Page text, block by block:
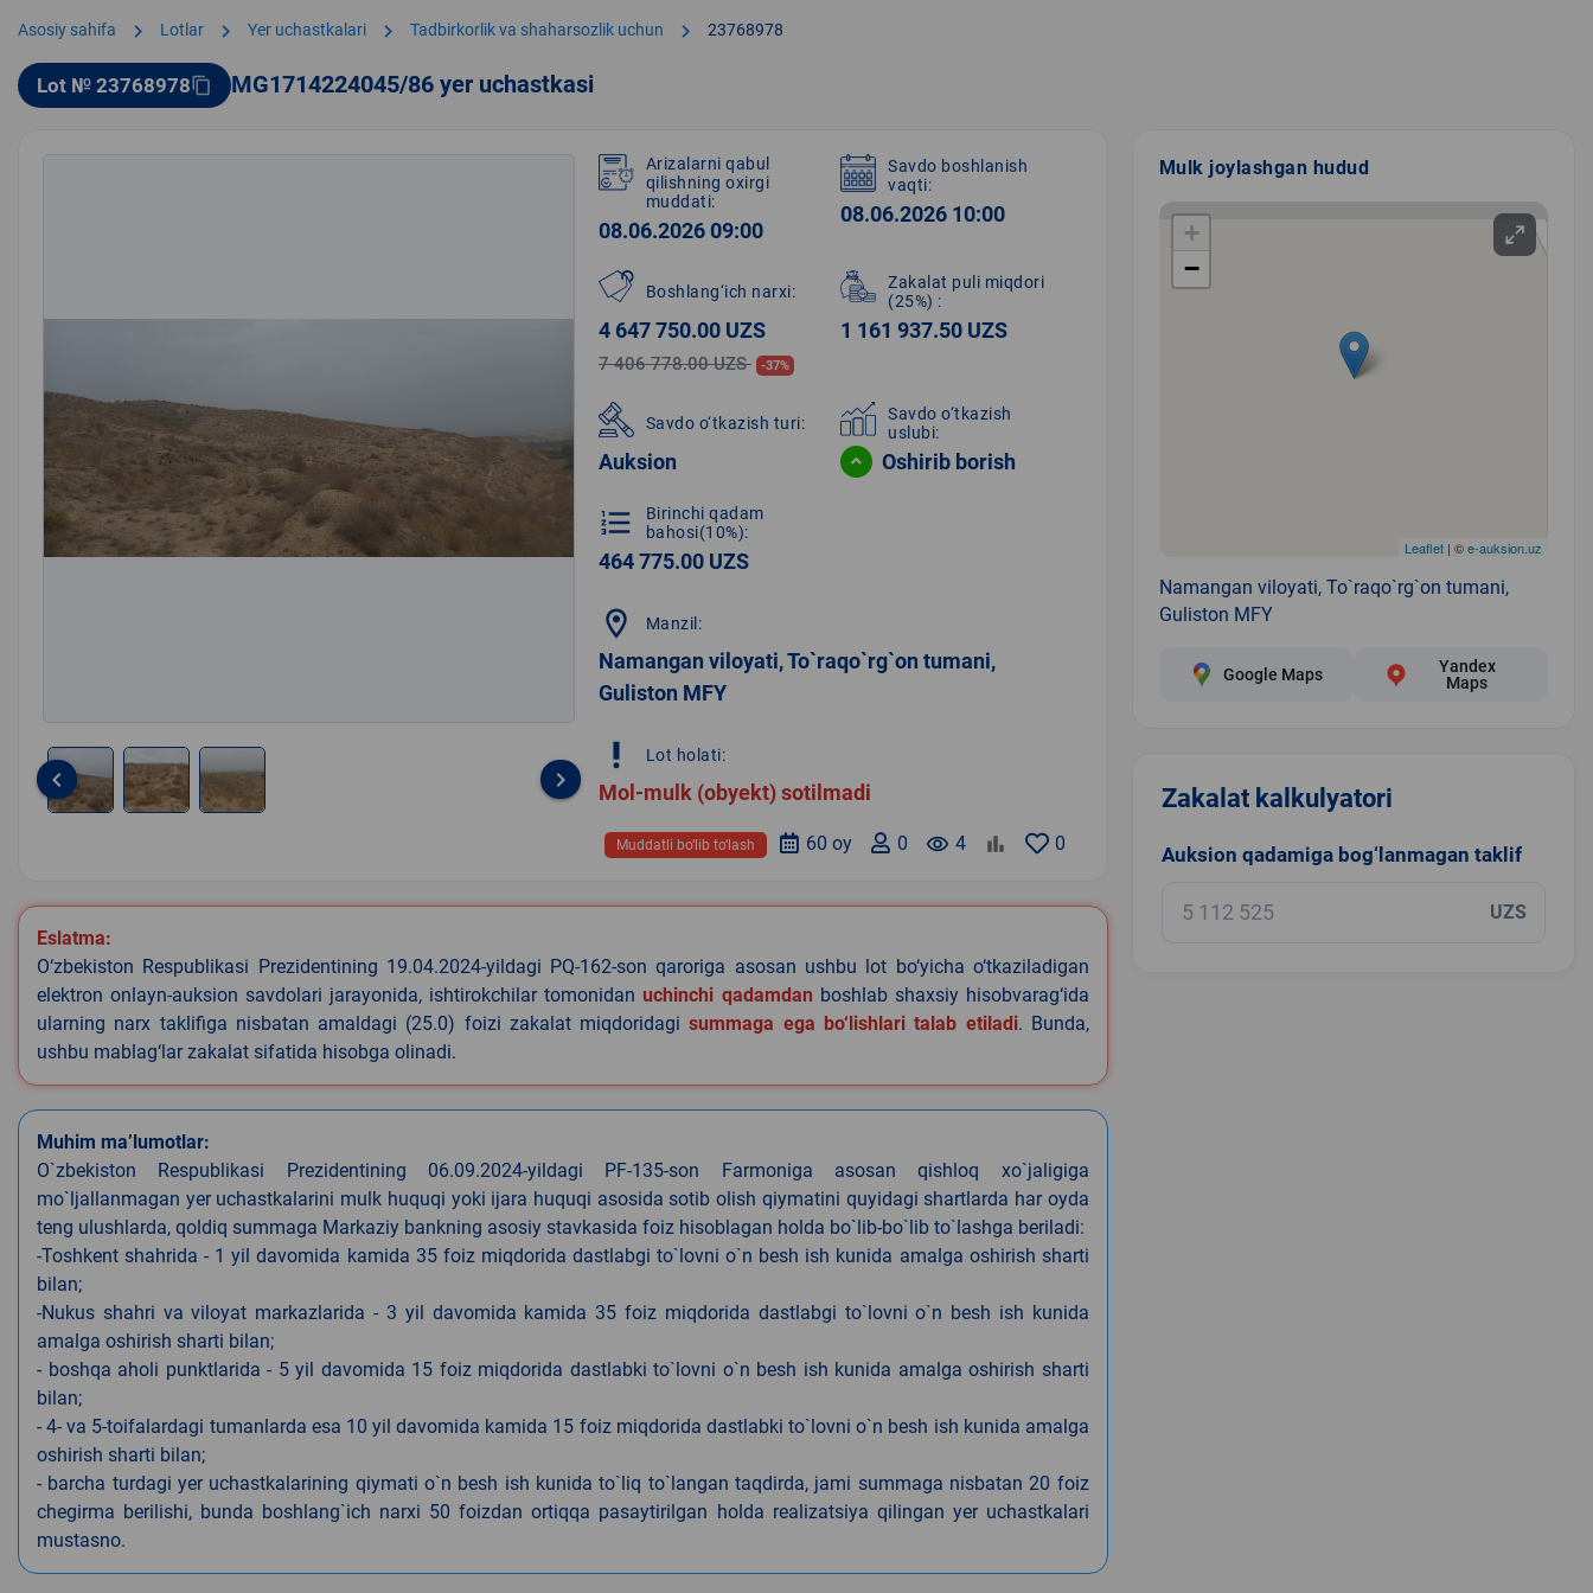
Asosiy sahifa chevron_right Lotlar chevron_right Yer uchastkalari chevron_right Tadbirkorlik va shaharsozlik uchun chevron_right 23768978
Lot № 23768978content_copy MG1714224045/86 yer uchastkasi
keyboard_arrow_left keyboard_arrow_right
Arizalarni qabul
qilishning oxirgi
muddati:
08.06.2026 09:00
Savdo boshlanish
vaqti:
08.06.2026 10:00
Boshlang‘ich narxi:
4 647 750.00 UZS
7 406 778.00 UZS -37%
Zakalat puli miqdori
(25%) :
1 161 937.50 UZS
Savdo o‘tkazish turi:
Auksion
Savdo o‘tkazish
uslubi:
Oshirib borish
format_list_numbered
Birinchi qadam
bahosi(10%):
464 775.00 UZS
location_on Manzil:
Namangan viloyati, To`raqo`rg`on tumani,
Guliston MFY
priority_high Lot holati:
Mol-mulk (obyekt) sotilmadi
0
remove_red_eye 4
0
60 oy
Muddatli bo‘lib to‘lash
Eslatma:
O‘zbekiston Respublikasi Prezidentining 19.04.2024-yildagi PQ-162-son qaroriga asosan ushbu lot bo‘yicha o‘tkaziladigan
elektron onlayn-auksion savdolari jarayonida, ishtirokchilar tomonidanuchinchi qadamdan boshlab shaxsiy hisobvarag‘ida
ularning narx taklifiga nisbatan amaldagi (25.0) foizi zakalat miqdoridagisummaga ega bo‘lishlari talab etiladi. Bunda,
ushbu mablag‘lar zakalat sifatida hisobga olinadi.
Muhim ma’lumotlar:
O`zbekiston Respublikasi Prezidentining 06.09.2024-yildagi PF-135-son Farmoniga asosan qishloq xo`jaligiga
mo`ljallanmagan yer uchastkalarini mulk huquqi yoki ijara huquqi asosida sotib olish qiymatini quyidagi shartlarda har oyda
teng ulushlarda, qoldiq summaga Markaziy bankning asosiy stavkasida foiz hisoblagan holda bo`lib-bo`lib to`lashga beriladi:
-Toshkent shahrida - 1 yil davomida kamida 35 foiz miqdorida dastlabgi to`lovni o`n besh ish kunida amalga oshirish sharti
bilan;
-Nukus shahri va viloyat markazlarida - 3 yil davomida kamida 35 foiz miqdorida dastlabgi to`lovni o`n besh ish kunida
amalga oshirish sharti bilan;
- boshqa aholi punktlarida - 5 yil davomida 15 foiz miqdorida dastlabki to`lovni o`n besh ish kunida amalga oshirish sharti
bilan;
- 4- va 5-toifalardagi tumanlarda esa 10 yil davomida kamida 15 foiz miqdorida dastlabki to`lovni o`n besh ish kunida amalga
oshirish sharti bilan;
- barcha turdagi yer uchastkalarining qiymati o`n besh ish kunida to`liq to`langan taqdirda, jami summaga nisbatan 20 foiz
chegirma berilishi, bunda boshlang`ich narxi 50 foizdan ortiqqa pasaytirilgan holda realizatsiya qilingan yer uchastkalari
mustasno.
Mulk joylashgan hudud
+
−
Leaflet| ©e-auksion.uz
Namangan viloyati, To`raqo`rg`on tumani,
Guliston MFY
Google Maps
Yandex
Maps
Zakalat kalkulyatori
Auksion qadamiga bog‘lanmagan taklif
UZS